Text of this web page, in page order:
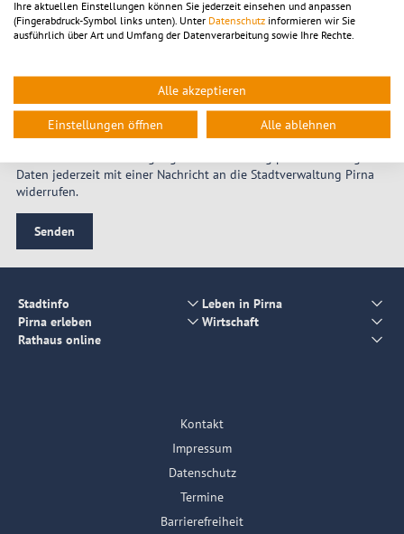
* Pflichtfeld
Daten jederzeit mit einer Nachricht an die Stadtverwaltung Pirna
widerrufen.
Senden
Stadtinfo
Leben in Pirna
Pirna erleben
Wirtschaft
Rathaus online
Kontakt
Impressum
Datenschutz
Termine
Barrierefreiheit
Ihre aktuellen Einstellungen können Sie jederzeit einsehen und anpassen
(Fingerabdruck-Symbol links unten). Unter Datenschutz informieren wir Sie
ausführlich über Art und Umfang der Datenverarbeitung sowie Ihre Rechte.
Alle akzeptieren
Einstellungen öffnen Alle ablehnen